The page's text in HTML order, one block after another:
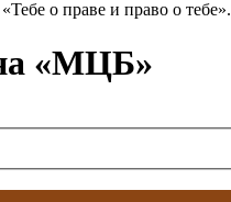
о праве и право о тебе».
«МЦБ»